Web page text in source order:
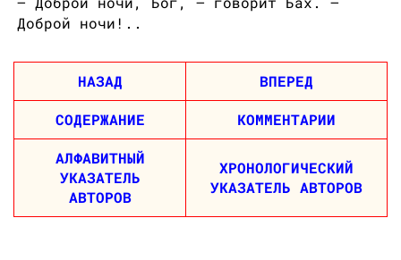
Доброй ночи!..
НАЗАД ВПЕРЕД
СОДЕРЖАНИЕ КОММЕНТАРИИ
АЛФАВИТНЫЙ
УКАЗАТЕЛЬ
АВТОРОВ
ХРОНОЛОГИЧЕСКИЙ
УКАЗАТЕЛЬ АВТОРОВ